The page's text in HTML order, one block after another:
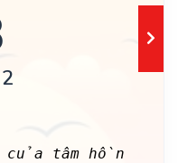
của tâm hồn